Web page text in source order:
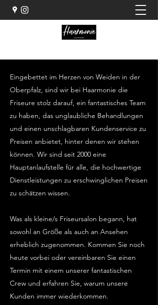
Eingebettet im Herzen von Weiden in der
Oberpfalz, sind wir bei Haarmonie die
Friseure stolz darauf, ein fantastisches Team
zu haben, das unglaubliche Behandlungen
und einen unschlagbaren Kundenservice zu
Preisen anbietet, hinter denen wir stehen
können. Wir sind seit 2000 eine
Hauptanlaufstelle für alle, die hochwertige
Dienstleistungen zu erschwinglichen Preisen
zu schätzen wissen.
Was als kleine/s Friseursalon begann, hat
sowohl an Größe als auch an Ansehen
erheblich zugenommen. Kommen Sie noch
heute vorbei oder vereinbaren Sie einen
Termin mit einem unserer fantastischen
Crew und erfahren Sie, warum unsere
Kunden immer wiederkommen.